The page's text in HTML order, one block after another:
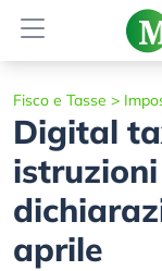
Fisco e Tasse >
Digital
aprile